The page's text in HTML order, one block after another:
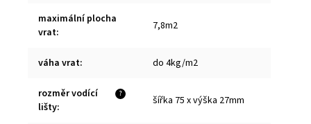
maximální plocha
vrat: 7,8m2
váha vrat: do 4kg/m2
?
rozměr vodící
lišty: šířka 75 x výška 27mm